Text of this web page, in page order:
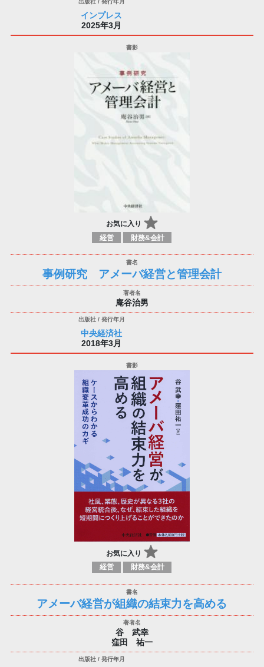
インプレス
2025年3月
お気に入り
経営 財務&会計
事例研究 アメーバ経営と管理会計
庵谷治男
中央経済社
2018年3月
お気に入り
経営 財務&会計
アメーバ経営が組織の結束力を高める
谷 武幸
窪田 祐一